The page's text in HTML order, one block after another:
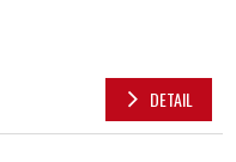
DETAIL